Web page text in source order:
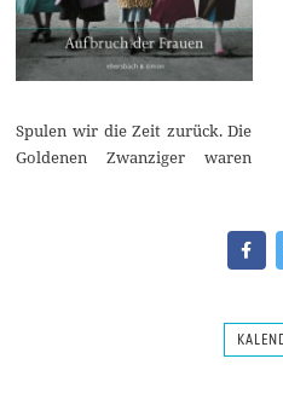
Spulen wir die Zeit zurück. Die
Goldenen Zwanziger waren